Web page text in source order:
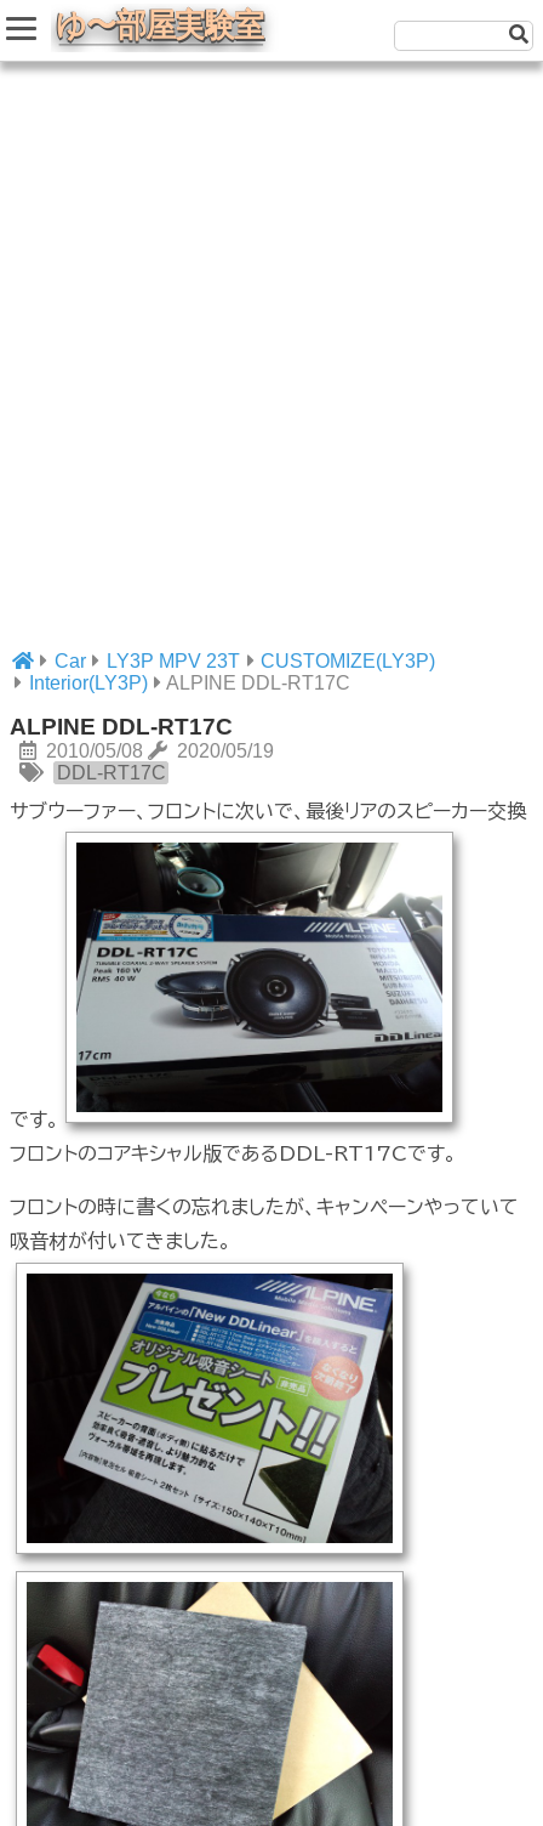
Car LY3P MPV 23T
CUSTOMIZE(LY3P)
Interior(LY3P)
ALPINE DDL-RT17C
ALPINE DDL-RT17C
2010/05/08
2020/05/19
DDL-RT17C
サブウーファー、フロントに次いで、最後リアのスピーカー交換
です。
フロントのコアキシャル版であるDDL-RT17Cです。
フロントの時に書くの忘れましたが、キャンペーンやっていて
吸音材が付いてきました。